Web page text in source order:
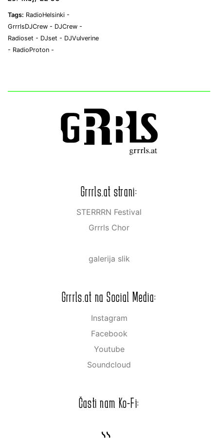
Tags: RadioHelsinki -
GrrrlsDJCrew - DJCrew -
Radioset - DJset - DJVulverine
- RadioProton -
Grrrls.at strani:
STERRRN Festival
Grrrls Chor
galerija slik
Grrrls.at na Social Media:
Instagram
Facebook
Youtube
Soundcloud
Časti nam Ko-Fi: